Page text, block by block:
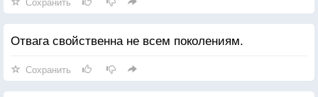
Отвага свойственна не всем поколениям.
Сохранить